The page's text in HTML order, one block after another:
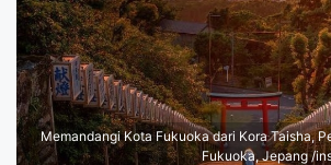
Memandangi Kota Fukuoka dari Kora Taisha,
Fukuoka, Jepang /